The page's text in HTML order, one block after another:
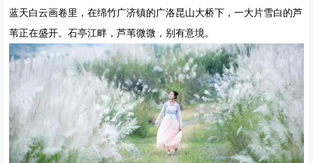
蓝天白云画卷里，在绵竹广济镇的广洛昆山大桥下，一大片雪白的芦
苇正在盛开。石亭江畔，芦苇微微，别有意境。